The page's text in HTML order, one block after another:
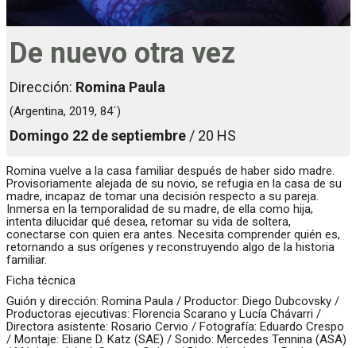
De nuevo otra vez
Dirección: Romina Paula
(Argentina, 2019, 84´)
Domingo 22 de septiembre / 20 HS
Romina vuelve a la casa familiar después de haber sido madre.
Provisoriamente alejada de su novio, se refugia en la casa de su
madre, incapaz de tomar una decisión respecto a su pareja.
Inmersa en la temporalidad de su madre, de ella como hija,
intenta dilucidar qué desea, retomar su vida de soltera,
conectarse con quien era antes. Necesita comprender quién es,
retornando a sus orígenes y reconstruyendo algo de la historia
familiar.
Ficha técnica
Guión y dirección: Romina Paula / Productor: Diego Dubcovsky /
Productoras ejecutivas: Florencia Scarano y Lucía Chávarri /
Directora asistente: Rosario Cervio / Fotografía: Eduardo Crespo
/ Montaje: Eliane D. Katz (SAE) / Sonido: Mercedes Tennina (ASA)